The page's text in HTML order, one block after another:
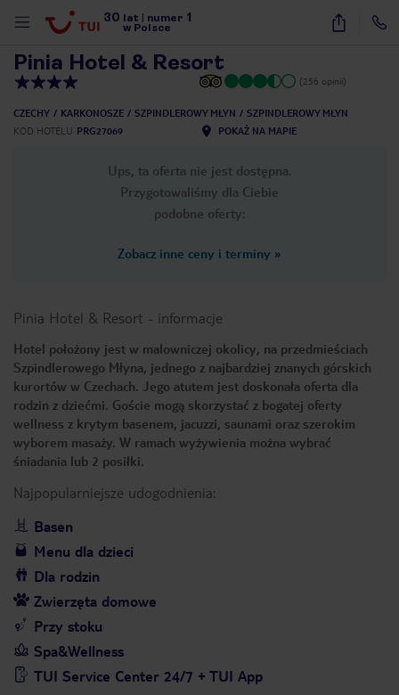
30 lat numer 1
w Polsce
26
Pinia Hotel & Resort
(256 opinii)
CZECHY KARKONOSZE SZPINDLEROWY MŁYN
SZPINDLEROWY MŁYN
KOD HOTELU PRG27069 POKAŻ NA MAPIE
Ups, ta oferta nie jest dostępna.
Przygotowaliśmy dla Ciebie
podobne oferty:
Zobacz inne ceny i terminy »
Pinia Hotel & Resort - informacje
Hotel położony jest w malowniczej okolicy, na przedmieściach
Szpindlerowego Młyna, jednego z najbardziej znanych górskich
kurortów w Czechach. Jego atutem jest doskonała oferta dla
rodzin z dziećmi. Goście mogą skorzystać z bogatej oferty
wellness z krytym basenem, jacuzzi, saunami oraz szerokim
wyborem masaży. W ramach wyżywienia można wybrać
śniadania lub 2 posiłki.
Najpopularniejsze udogodnienia:
Basen
Menu dla dzieci
Dla rodzin
Zwierzęta domowe
Przy stoku
Spa&Wellness
TUI Service Center 24/7 + TUI App